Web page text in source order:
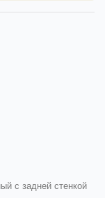
с задней стенкой